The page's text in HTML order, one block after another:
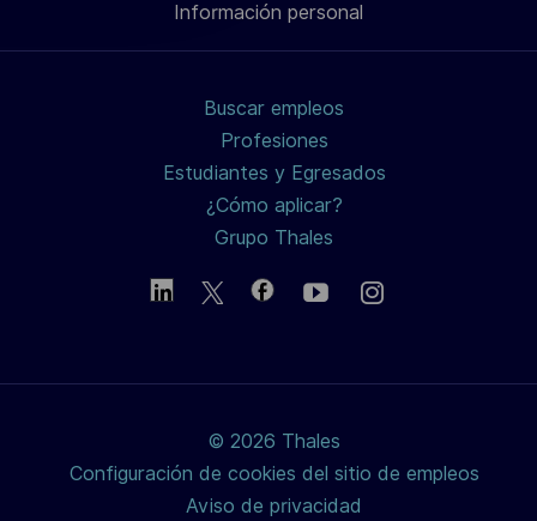
de
de
/
X
electrónico
Información personal
Buscar empleos
Profesiones
Estudiantes y Egresados
¿Cómo aplicar?
Grupo Thales
© 2026 Thales
Configuración de cookies del sitio de empleos
Aviso de privacidad